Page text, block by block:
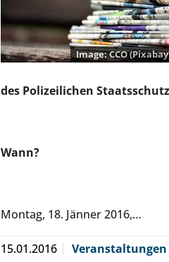
CCO
des Polizeilichen
Wann?
Montag, 18. Jänner 2016,…
15.01.2016 Veranstaltungen